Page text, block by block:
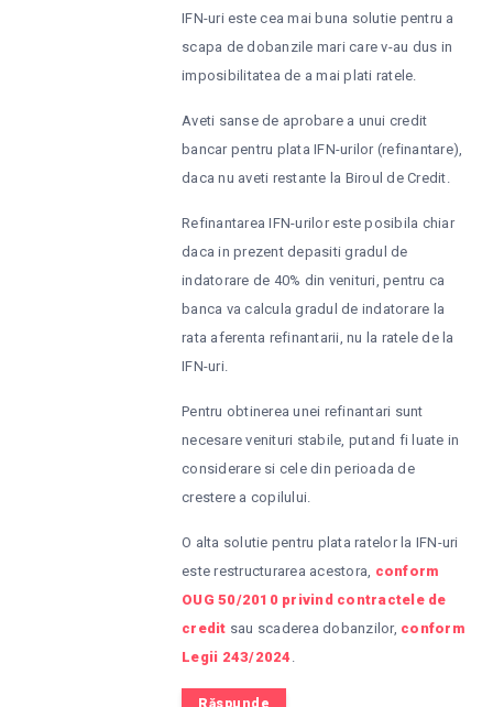
IFN-uri este cea mai buna solutie pentru a
scapa de dobanzile mari care v-au dus in
imposibilitatea de a mai plati ratele.
Aveti sanse de aprobare a unui credit
bancar pentru plata IFN-urilor (refinantare),
daca nu aveti restante la Biroul de Credit.
Refinantarea IFN-urilor este posibila chiar
daca in prezent depasiti gradul de
indatorare de 40% din venituri, pentru ca
banca va calcula gradul de indatorare la
rata aferenta refinantarii, nu la ratele de la
IFN-uri.
Pentru obtinerea unei refinantari sunt
necesare venituri stabile, putand fi luate in
considerare si cele din perioada de
crestere a copilului.
O alta solutie pentru plata ratelor la IFN-uri
este restructurarea acestora, conform
OUG 50/2010 privind contractele de
credit sau scaderea dobanzilor, conform
Legii 243/2024 .